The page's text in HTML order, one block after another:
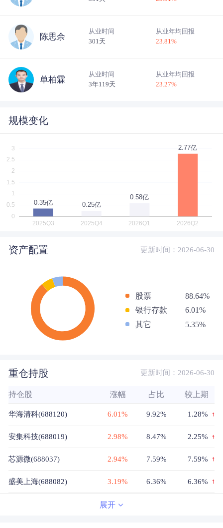
陈思余
从业时间
301天
从业年均回报
23.81%
单柏霖
从业时间
3年119天
从业年均回报
23.27%
规模变化
资产配置 更新时间：2026-06-30
股票
88.64%
银行存款
6.01%
其它
5.35%
重仓持股 更新时间：2026-06-30
持仓股 涨幅 占比 较上期
华海清科(688120) 6.01% 9.92% 1.28%
安集科技(688019) 2.98% 8.47% 2.25%
芯源微(688037) 2.94% 7.59% 7.59%
盛美上海(688082) 3.19% 6.36% 6.36%
1.26%
展开